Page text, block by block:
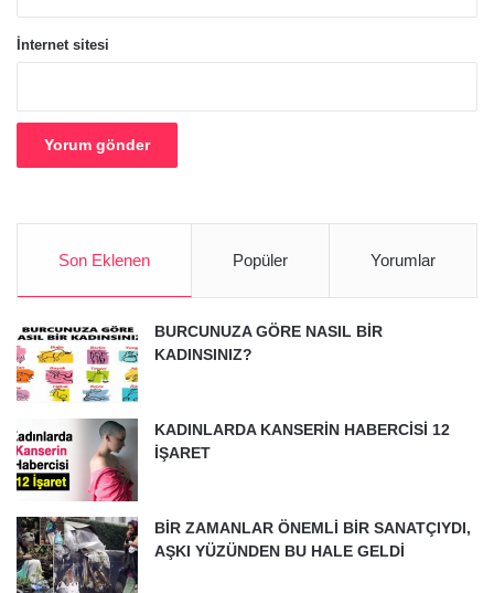
İnternet sitesi
Son Eklenen Popüler Yorumlar
BURCUNUZA GÖRE NASIL BİR
KADINSINIZ?
KADINLARDA KANSERİN HABERCİSİ 12
İŞARET
BİR ZAMANLAR ÖNEMLİ BİR SANATÇIYDI,
AŞKI YÜZÜNDEN BU HALE GELDİ